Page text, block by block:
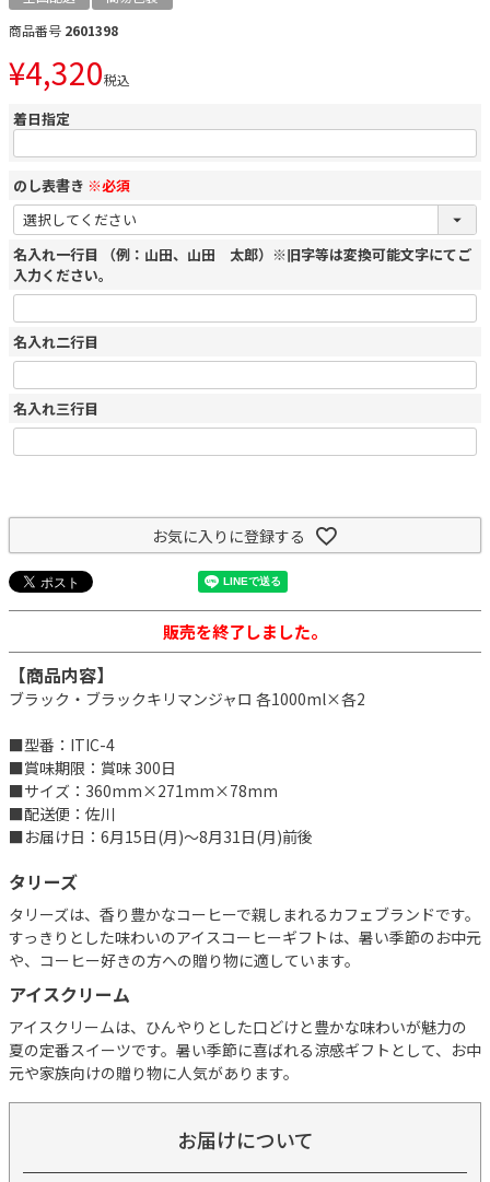
商品番号 2601398
¥4,320税込
着日指定
のし表書き ※必須
名入れ一行目 （例：山田、山田 太郎）※旧字等は変換可能文字にてご
入力ください。
名入れ二行目
名入れ三行目
お気に入りに登録する
販売を終了しました。
【商品内容】
ブラック・ブラックキリマンジャロ 各1000ml×各2
■型番：ITIC-4
■賞味期限：賞味 300日
■サイズ：360mm×271mm×78mm
■配送便：佐川
■お届け日：6月15日(月)～8月31日(月)前後
タリーズ
タリーズは、香り豊かなコーヒーで親しまれるカフェブランドです。
すっきりとした味わいのアイスコーヒーギフトは、暑い季節のお中元
や、コーヒー好きの方への贈り物に適しています。
アイスクリーム
アイスクリームは、ひんやりとした口どけと豊かな味わいが魅力の
夏の定番スイーツです。暑い季節に喜ばれる涼感ギフトとして、お中
元や家族向けの贈り物に人気があります。
お届けについて